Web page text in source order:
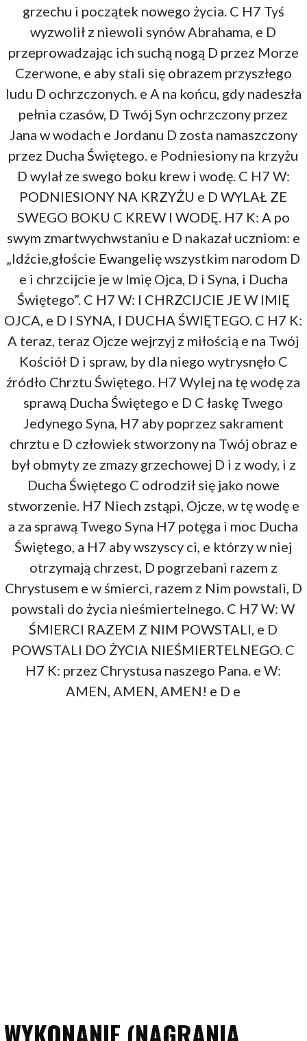
grzechu i początek nowego życia. C H7 Tyś
wyzwolił z niewoli synów Abrahama, e D
przeprowadzając ich suchą nogą D przez Morze
Czerwone, e aby stali się obrazem przyszłego
ludu D ochrzczonych. e A na końcu, gdy nadeszła
pełnia czasów, D Twój Syn ochrzczony przez
Jana w wodach e Jordanu D zosta namaszczony
przez Ducha Świętego. e Podniesiony na krzyżu
D wylał ze swego boku krew i wodę. C H7 W:
PODNIESIONY NA KRZYŻU e D WYLAŁ ZE
SWEGO BOKU C KREW I WODĘ. H7 K: A po
swym zmartwychwstaniu e D nakazał uczniom: e
„Idźcie,głoście Ewangelię wszystkim narodom D
e i chrzcijcie je w Imię Ojca, D i Syna, i Ducha
Świętego”. C H7 W: I CHRZCIJCIE JE W IMIĘ
OJCA, e D I SYNA, I DUCHA ŚWIĘTEGO. C H7 K:
A teraz, teraz Ojcze wejrzyj z miłością e na Twój
Kościół D i spraw, by dla niego wytrysnęło C
źródło Chrztu Świętego. H7 Wylej na tę wodę za
sprawą Ducha Świętego e D C łaskę Twego
Jedynego Syna, H7 aby poprzez sakrament
chrztu e D człowiek stworzony na Twój obraz e
był obmyty ze zmazy grzechowej D i z wody, i z
Ducha Świętego C odrodził się jako nowe
stworzenie. H7 Niech zstąpi, Ojcze, w tę wodę e
a za sprawą Twego Syna H7 potęga i moc Ducha
Świętego, a H7 aby wszyscy ci, e którzy w niej
otrzymają chrzest, D pogrzebani razem z
Chrystusem e w śmierci, razem z Nim powstali, D
powstali do życia nieśmiertelnego. C H7 W: W
ŚMIERCI RAZEM Z NIM POWSTALI, e D
POWSTALI DO ŻYCIA NIEŚMIERTELNEGO. C
H7 K: przez Chrystusa naszego Pana. e W:
AMEN, AMEN, AMEN! e D e